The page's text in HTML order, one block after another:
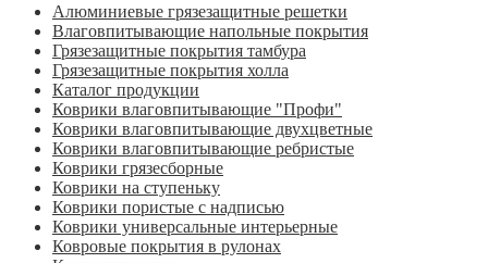
Алюминиевые грязезащитные решетки
Влаговпитывающие напольные покрытия
Грязезащитные покрытия тамбура
Грязезащитные покрытия холла
Каталог продукции
Коврики влаговпитывающие "Профи"
Коврики влаговпитывающие двухцветные
Коврики влаговпитывающие ребристые
Коврики грязесборные
Коврики на ступеньку
Коврики пористые с надписью
Коврики универсальные интерьерные
Ковровые покрытия в рулонах